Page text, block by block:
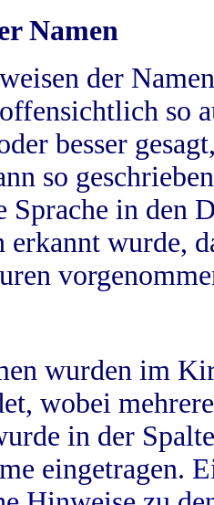
Namen
der
so
besser
so
Sprache in
erkannt wurde,
wurden im
wobei
in der
eingetragen.